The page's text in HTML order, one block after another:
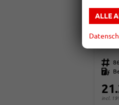
Fahrzeugnr.
Kraftstoff
incl.
ALLE